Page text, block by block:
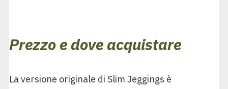
Prezzo e dove acquistare
La versione originale di Slim Jeggings è